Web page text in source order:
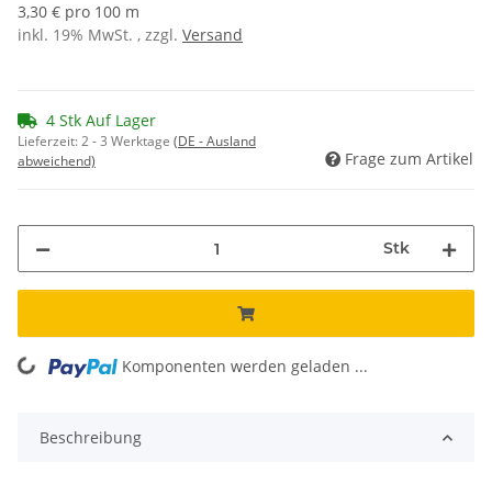
3,30 € pro 100 m
inkl. 19% MwSt. , zzgl. Versand
4 Stk Auf Lager
Lieferzeit:2 - 3 Werktage (DE - Ausland
abweichend)
Frage zum Artikel
Stk
Loading... Komponenten werden geladen ...
Beschreibung